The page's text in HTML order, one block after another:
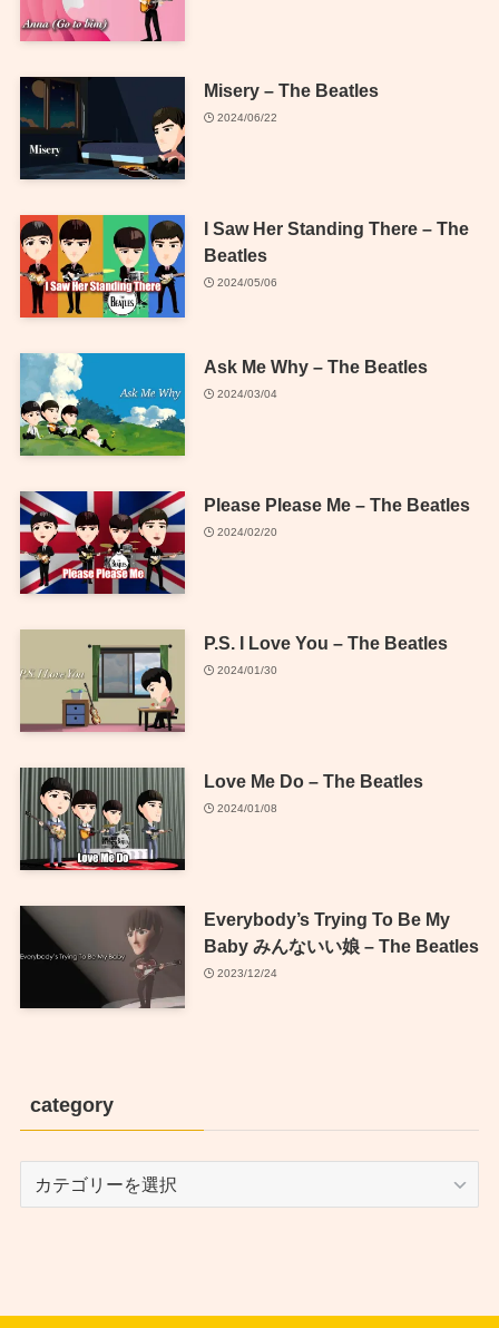
Misery – The Beatles
2024/06/22
I Saw Her Standing There – The
Beatles
2024/05/06
Ask Me Why – The Beatles
2024/03/04
Please Please Me – The Beatles
2024/02/20
P.S. I Love You – The Beatles
2024/01/30
Love Me Do – The Beatles
2024/01/08
Everybody’s Trying To Be My
Baby みんないい娘 – The Beatles
2023/12/24
category
category